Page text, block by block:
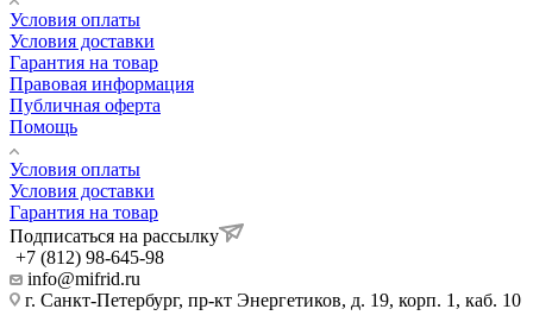
Условия оплаты
Условия доставки
Гарантия на товар
Правовая информация
Публичная оферта
Помощь
Условия оплаты
Условия доставки
Гарантия на товар
Подписаться на рассылку
+7 (812) 98-645-98
info@mifrid.ru
г. Санкт-Петербург, пр-кт Энергетиков, д. 19, корп. 1, каб. 10